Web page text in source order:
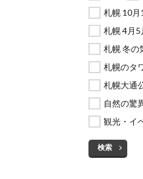
札幌 10
札幌 4月5
札幌 冬の
札幌のタ
札幌大通
自然の驚
観光・イ
検索